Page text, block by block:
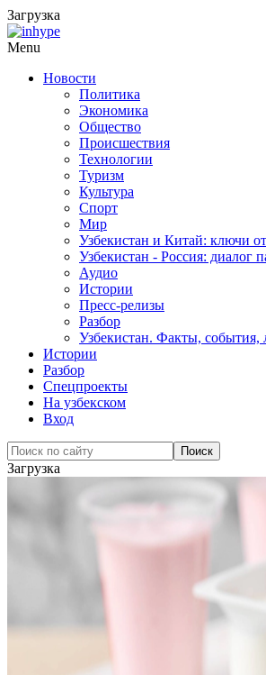
Загрузка
Menu
Новости
Политика
Экономика
Общество
Происшествия
Технологии
Туризм
Культура
Спорт
Мир
Узбекистан и Китай: ключи
Узбекистан - Россия: диалог
Аудио
Истории
Пресс-релизы
Разбор
Узбекистан. Факты, события,
Истории
Разбор
Спецпроекты
На узбекском
Вход
Загрузка